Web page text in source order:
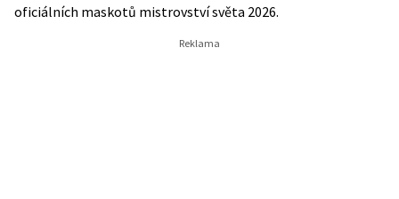
oficiálních maskotů mistrovství světa 2026.